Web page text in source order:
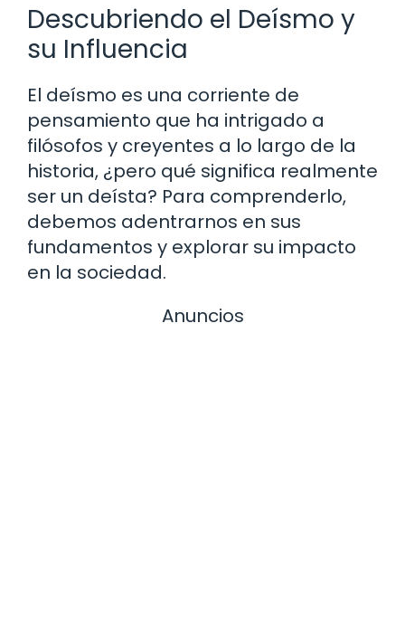
Descubriendo el Deísmo y
su Influencia
El deísmo es una corriente de
pensamiento que ha intrigado a
filósofos y creyentes a lo largo de la
historia, ¿pero qué significa realmente
ser un deísta? Para comprenderlo,
debemos adentrarnos en sus
fundamentos y explorar su impacto
en la sociedad.
Anuncios